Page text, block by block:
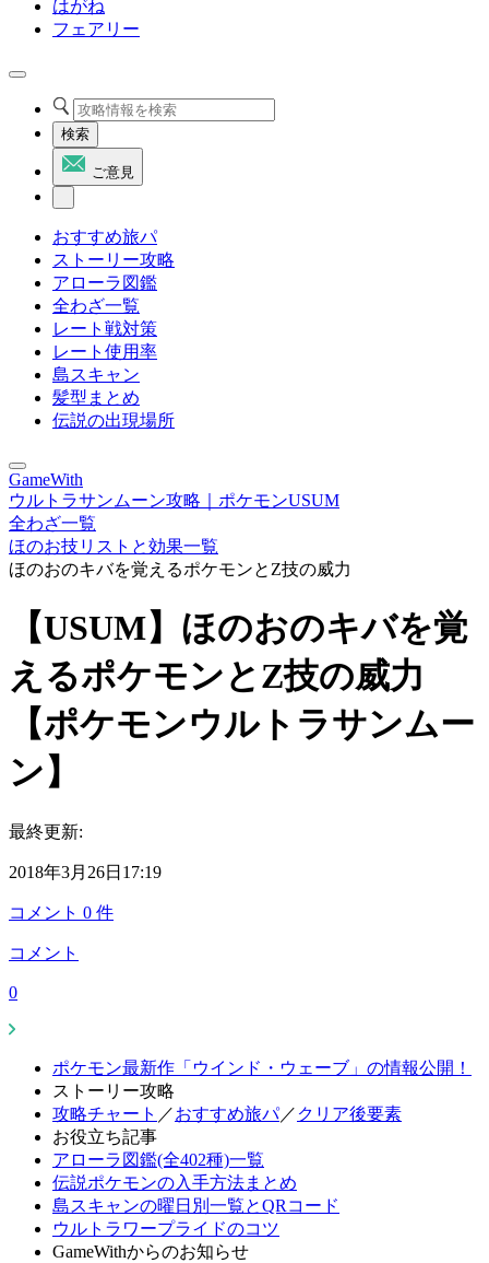
はがね
フェアリー
検索
ご意見
おすすめ旅パ
ストーリー攻略
アローラ図鑑
全わざ一覧
レート戦対策
レート使用率
島スキャン
髪型まとめ
伝説の出現場所
GameWith
ウルトラサンムーン攻略｜ポケモンUSUM
全わざ一覧
ほのお技リストと効果一覧
ほのおのキバを覚えるポケモンとZ技の威力
【USUM】ほのおのキバを覚
えるポケモンとZ技の威力
【ポケモンウルトラサンムー
ン】
最終更新:
2018年3月26日17:19
コメント 0 件
コメント
0
ポケモン最新作「ウインド・ウェーブ」の情報公開！
ストーリー攻略
攻略チャート ／おすすめ旅パ／ クリア後要素
お役立ち記事
アローラ図鑑(全402種)一覧
伝説ポケモンの入手方法まとめ
島スキャンの曜日別一覧とQRコード
ウルトラワープライドのコツ
GameWithからのお知らせ